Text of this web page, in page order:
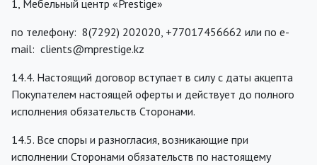
1, Мебельный центр «Prestige»
по телефону: 8(7292) 202020, +77017456662 или по e-
mail: clients@mprestige.kz
14.4. Настоящий договор вступает в силу с даты акцепта
Покупателем настоящей оферты и действует до полного
исполнения обязательств Сторонами.
14.5. Все споры и разногласия, возникающие при
исполнении Сторонами обязательств по настоящему